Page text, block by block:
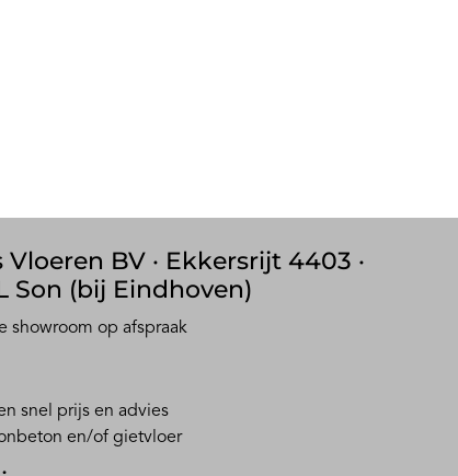
Vloeren BV · Ekkersrijt 4403 ·
Son (bij Eindhoven)
showroom op afspraak
snel prijs en advies
en/of gietvloer